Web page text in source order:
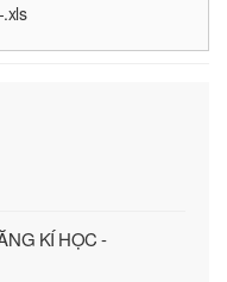
KÍ HỌC -